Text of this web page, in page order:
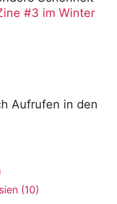
#3 im Winter
Aufrufen in den
(10)